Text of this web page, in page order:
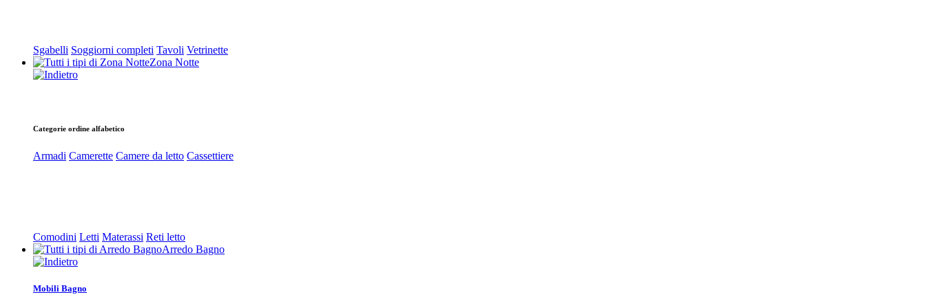
Sgabelli Soggiorni completi Tavoli Vetrinette
Zona Notte
Categorie ordine alfabetico
Armadi Camerette Camere da letto Cassettiere
Comodini Letti Materassi Reti letto
Arredo Bagno
Mobili Bagno